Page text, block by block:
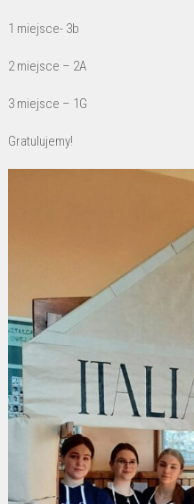
1 miejsce- 3b
2 miejsce – 2A
3 miejsce – 1G
Gratulujemy!